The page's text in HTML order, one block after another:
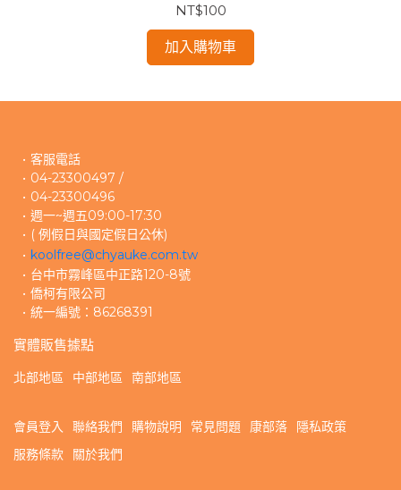
NT$100
加入購物車
客服電話
04-23300497 /
04-23300496
週一~週五09:00-17:30
( 例假日與國定假日公休)
koolfree@chyauke.com.tw
台中市霧峰區中正路120-8號
僑柯有限公司
統一編號：86268391
實體販售據點
北部地區 中部地區 南部地區
會員登入 聯絡我們 購物說明 常見問題 康部落
隱私政策
服務條款
關於我們